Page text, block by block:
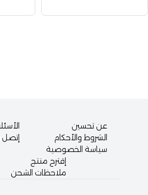
عن تحسين
الشروط والأحكام
سياسة الخصوصية
إتصل
إقترح منتج
ملاحظات الشحن